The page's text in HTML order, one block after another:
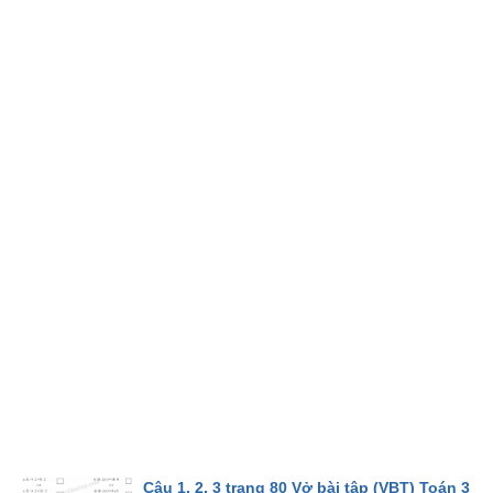
Câu 1, 2, 3 trang 80 Vở bài tập (VBT) Toán 3